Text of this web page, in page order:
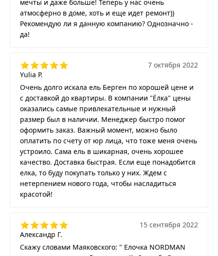
мечты и даже больше! Теперь у нас очень
атмосферно в доме, хоть и еще идет ремонт))
Рекомендую ли я данную компанию? Однозначно -
да!
Yulia P.
7 октября 2022
Очень долго искала ель Берген по хорошей цене и
с доставкой до квартиры. В компании "Ёлка" цены
оказались самые привлекательные и нужный
размер был в наличии. Менеджер быстро помог
оформить заказ. Важный момент, можно было
оплатить по счету от юр лица, что тоже меня очень
устроило. Сама ель в шикарная, очень хорошее
качество. Доставка быстрая. Если еще понадобится
елка, то буду покупать только у них. Ждем с
нетерпением нового года, чтобы насладиться
красотой!
Александр Г.
15 сентября 2022
Скажу словами Маяковского: " Елочка NORDMAN